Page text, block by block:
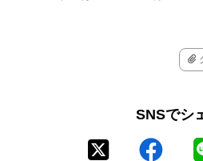
SNSでシ